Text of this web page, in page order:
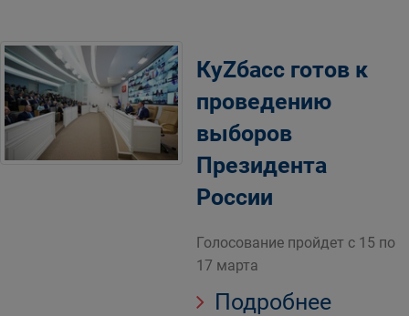
КуZбасс готов к
проведению
выборов
Президента
России
Голосование пройдет с 15 по
17 марта
Подробнее